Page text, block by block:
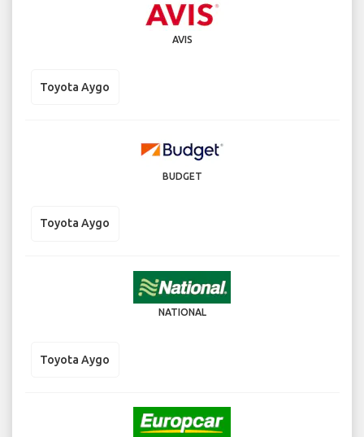
AVIS
Toyota Aygo
BUDGET
Toyota Aygo
NATIONAL
Toyota Aygo